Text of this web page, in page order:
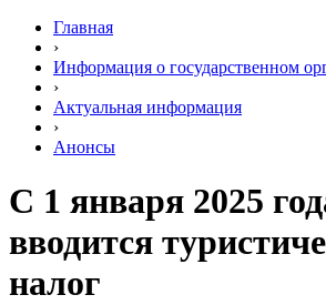
Главная
›
Информация о государственном
›
Актуальная информация
›
Анонсы
С 1 января 2025
вводится
налог